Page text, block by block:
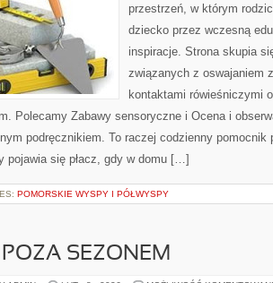
przestrzeń, w którym
dziecko przez wczesną
inspiracje. Strona skupia
związanych z oswajaniem
kontaktami rówieśniczymi
Polecamy Zabawy sensoryczne i Ocena i
podręcznikiem. To raczej codzienny pomocnik
pojawia się płacz, gdy w domu […]
POMORSKIE WYSPY I PÓŁWYSPY
POZA SEZONEM